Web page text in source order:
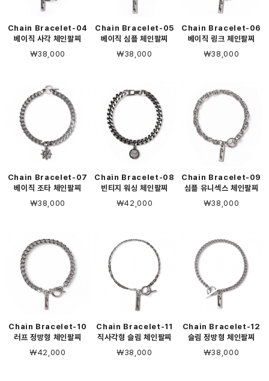
Chain Bracelet-04
베이직 사각 체인팔찌
￦38,000
Chain Bracelet-05
베이직 심플 체인팔찌
￦38,000
Chain Bracelet-06
베이직 링크 체인팔찌
￦38,000
Chain Bracelet-07
베이직 조타 체인팔찌
￦38,000
Chain Bracelet-08
빈티지 워싱 체인팔찌
￦42,000
Chain Bracelet-09
심플 유니섹스 체인팔찌
￦38,000
Chain Bracelet-10
러프 정방형 체인팔찌
￦42,000
Chain Bracelet-11
직사각형 슬림 체인팔찌
￦38,000
Chain Bracelet-12
슬림 정방형 체인팔찌
￦38,000